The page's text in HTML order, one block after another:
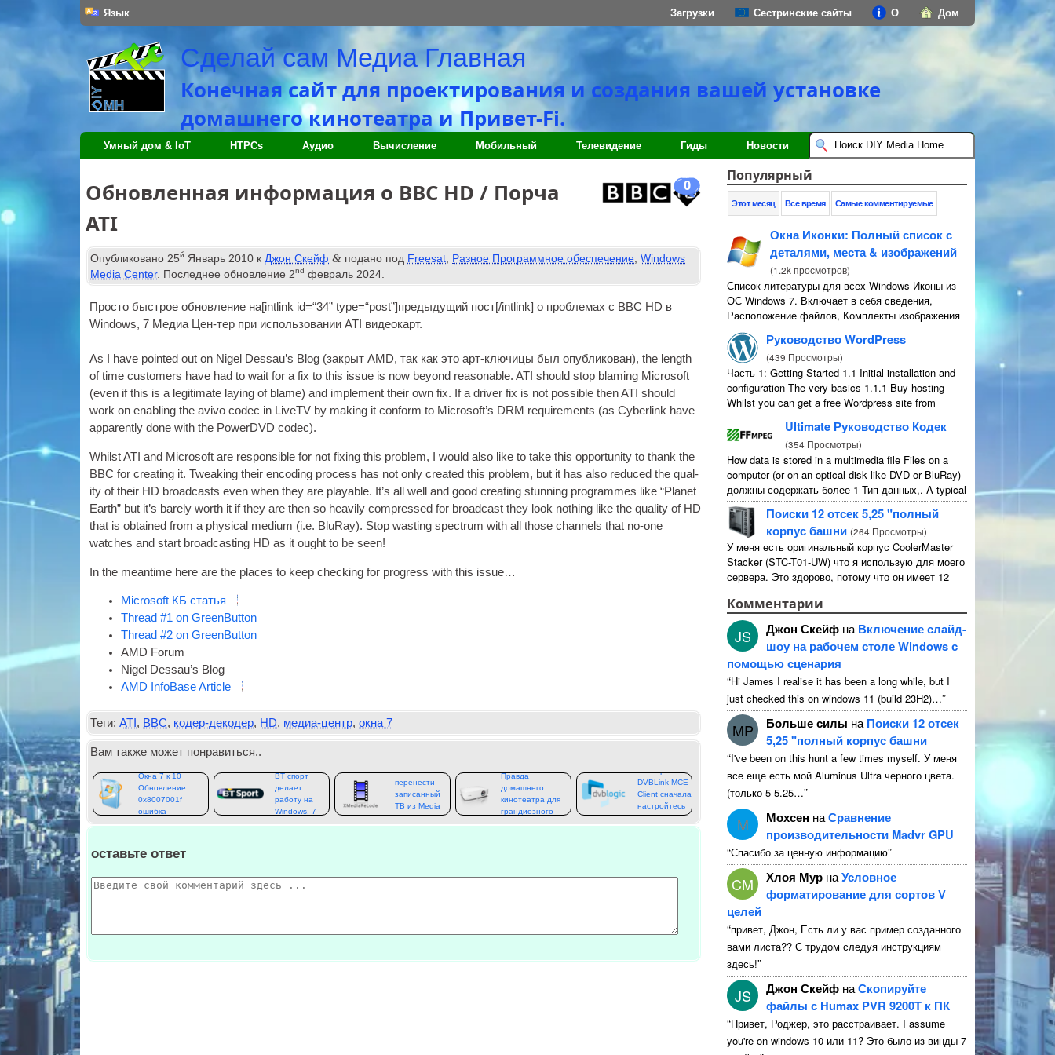
Дом
О
Сестринские сайты
Загрузки
Язык
Сделай сам Медиа Главная
Конечная сайт для проектирования и создания вашей установке
домашнего кинотеатра и Привет-Fi.
Умный дом & IoT HTPCs Аудио Вычисление Мобильный Телевидение Гиды Новости
0
Обновленная информация о BBC HD / Порча
ATI
Опубликовано25й Январь 2010 кДжон Скейф & подано под Freesat, Разное Программное обеспечение,Windows
Media Center. Последнее обновление2nd февраль 2024.
Просто быстрое обновление на[int­link id=“34” type=“post”]предыдущий пост[/intlink] о проблемах с BBC HD в
Windows, 7 Медиа Цен-тер при использовании ATI видеокарт.
As I have poin­ted out on Nigel Des­sau’s Blog (закрыт AMD, так как это арт-ключицы был опубликован),the length
of time cus­tom­ers have had to wait for a fix to this issue is now bey­ond reas­on­able.ATI should stop blam­ing Microsoft
(even if this is a legit­im­ate lay­ing of blame)and imple­ment their own fix. If a driver fix is not pos­sible then ATI should
work on enabling the avivo codec in Liv­eTV by mak­ing it con­form to Microsoft’s DRM require­ments (as Cyber­link have
appar­ently done with the Power­D­VD codec).
Whilst ATI and Microsoft are respons­ible for not fix­ing this prob­lem,
I would also like to take this oppor­tun­ity to thank the
BBC for cre­at­ing it.Tweak­ing their encod­ing pro­cess has not only cre­ated this prob­lem, but it has also reduced the qual­
ity of their HD broad­casts even when they are play­able. It’s all well and good cre­at­ing stun­ning pro­grammes like “Plan­et
Earth” but it’s barely worth it if they are then so heav­ily com­pressed for broad­cast they look noth­ing like the qual­ity of HD
that is obtained from a phys­ic­al medi­um (i.e. BluRay). Stop wast­ing spec­trum with all those chan­nels that no-one
watches and start broad­cast­ing HD as it ought to be seen!
In the mean­time here are the places to keep check­ing for pro­gress with this issue…
Microsoft КБ статья
Thread #1on GreenButton
Thread #2on GreenButton
AMD For­um
Nigel Des­sau’s Blog
AMD InfoBase Article
Теги: ATI , BBC, кодер-декодер, HD, медиа-центр,окна 7
Вам также может понравиться..
Окна 7 к 10
Обновление
0x8007001f
ошибка
BT спорт
делает
работу на
Windows, 7
перенести
записанный
ТВ из Media
Center в Коди
Правда
домашнего
кинотеатра для
грандиозного
DVBLink MCE
Client сначала
настройтесь
неудачу
оставьте ответ
Популярный
Этот месяц Все время Самые комментируемые
Окна Иконки: Полный список с
деталями, места & изображений
(1.2k просмотров)
Список литературы для всех Windows-Иконы из
ОС Windows 7. Включает в себя сведения,
Расположение файлов, Комплекты изображения
и инструкции.
Руководство WordPress
(439 Просмотры)
Часть 1:Getting Started 1.1 Initial installation and
configuration The very basics 1.1.1 Buy hosting
Whilst you can get a free Wordpress site from
wordpress.com,you lose some control and you
have to serve their...
Ultimate Руководство Кодек
(354 Просмотры)
How data is stored in a multimedia file Files on a
computer(or on an optical disk like DVD or BluRay)
должны содержать более 1 Тип данных,.A typical
movie will include...
Поиски 12 отсек 5,25 "полный
корпус башни (264 Просмотры)
У меня есть оригинальный корпус CoolerMaster
Stacker (STC-T01-UW) что я использую для моего
сервера. Это здорово, потому что он имеет 12
11 непригодны для использования 1 из них ...
Комментарии
JS Джон Скейф на Включение слайд-
шоу на рабочем столе Windows с
помощью сценария
“Hi James I realise it has been a long while,but I
just checked this on windows 11 (build 23H2)…”
MP Больше силы на Поиски 12 отсек
5,25 "полный корпус башни
“I've been on this hunt a few times myself. У меня
все еще есть мой Aluminus Ultra черного цвета.
(только 5 5.25…”
M Мохсен наСравнение
производительности Madvr GPU
“Спасибо за ценную информацию”
CM Хлоя Мур наУсловное
форматирование для сортов V
целей
“привет, Джон, Есть ли у вас пример созданного
вами листа?? С трудом следуя инструкциям
здесь!”
JS Джон Скейф наСкопируйте
файлы с Humax PVR 9200T к ПК
“Привет, Роджер, это расстраивает. I assume
you're on windows 10 или 11? Это было из винды 7